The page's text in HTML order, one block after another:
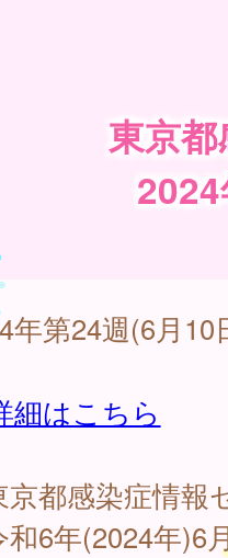
東京
年第24週(6月10
細はこちら
京都感染症情
和6年(2024年)6